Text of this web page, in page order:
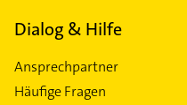
Dialog & Hilfe
Ansprechpartner
Häufige Fragen